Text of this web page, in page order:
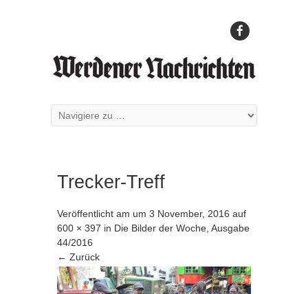
Trecker-Treff
Veröffentlicht am um 3 November, 2016 auf
600 × 397 in Die Bilder der Woche, Ausgabe
44/2016
← Zurück